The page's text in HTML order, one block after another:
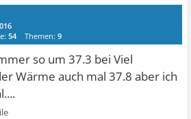
54 Themen:9
so um 37.3 bei Viel
Wärme auch mal 37.8 aber ich